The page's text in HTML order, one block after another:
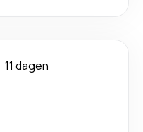
11 dagen